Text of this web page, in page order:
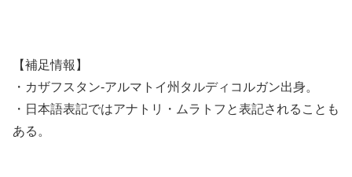
【補足情報】
・カザフスタン-アルマトイ州タルディコルガン出身。
・日本語表記ではアナトリ・ムラトフと表記されることも
ある。